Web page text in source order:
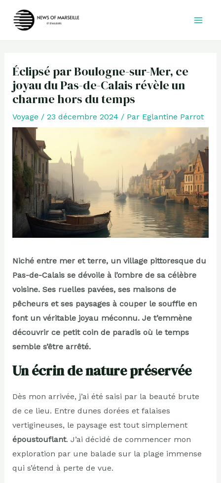
Éclipsé par Boulogne-sur-Mer, ce
joyau du Pas-de-Calais révèle un
charme hors du temps
Voyage / 23 décembre 2024 / Par Eglantine Parrot
Niché entre mer et terre, un village pittoresque du
Pas-de-Calais se dévoile à l’ombre de sa célèbre
voisine. Ses ruelles pavées, ses maisons de
pêcheurs et ses paysages à couper le souffle en
font un véritable joyau méconnu. Je t’emmène
découvrir ce petit coin de paradis où le temps
semble s’être arrêté.
Un écrin de nature préservée
Dès mon arrivée, j’ai été saisi par la beauté brute
de ce lieu. Entre dunes dorées et falaises
vertigineuses, le paysage est tout simplement
époustouflant. J’ai décidé de commencer mon
exploration par une balade sur la plage immense
qui s’étend à perte de vue.